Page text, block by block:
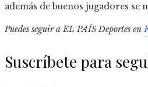
además de buenos jugadores
Puedes seguir a EL PAÍS Deportes en
Suscríbete para